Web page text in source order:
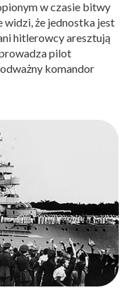
w czasie bitwy
że jednostka jest
hitlerowcy aresztują
pilot
komandor